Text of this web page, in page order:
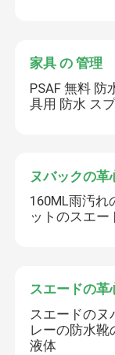
家具 の 管理
PSAF 無料 防
具用 防水 ス
ヌバックの革
160ML雨汚れ
ットのスエ
スエードの革
スエードのヌ
レーの防水靴
液体